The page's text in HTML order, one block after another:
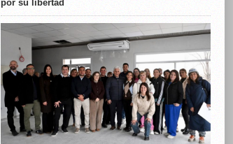
por su libertad